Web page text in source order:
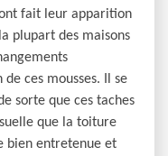
fait leur apparition
plupart des maisons
ces mousses. Il se
sorte que ces taches
que la toiture
bien entretenue et